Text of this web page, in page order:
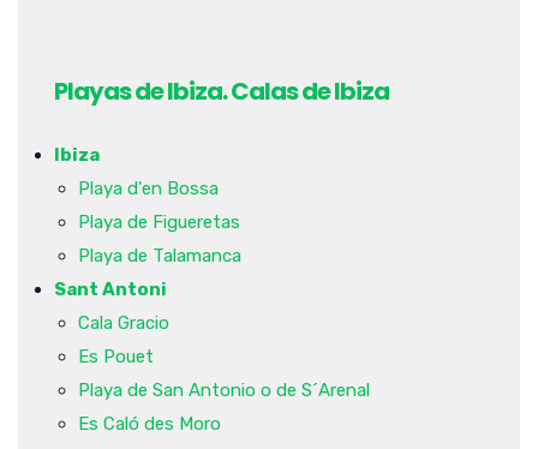
Playas de Ibiza. Calas de Ibiza
Ibiza
Playa d'en Bossa
Playa de Figueretas
Playa de Talamanca
Sant Antoni
Cala Gracio
Es Pouet
Playa de San Antonio o de S´Arenal
Es Caló des Moro